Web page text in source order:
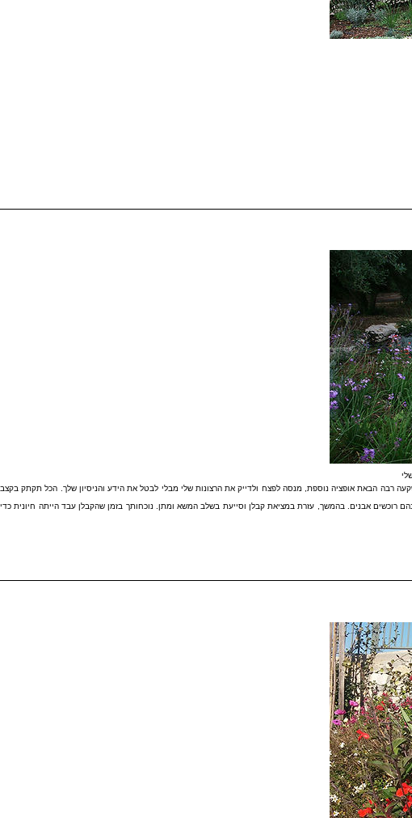
רבה הבאת אופציה נוספת, מנסה לפצח ולדייק את הרצונות שלי מבלי לבטל את הידע והניסיון שלך. הכל תקתק בקצב
רוכשים אבנים. בהמשך, עזרת במציאת קבלן וסייעת בשלב המשא ומתן. נוכחותך בזמן שהקבלן עבד הייתה חיונית כדי